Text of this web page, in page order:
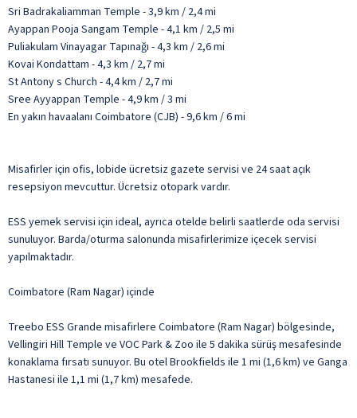
Sri Badrakaliamman Temple - 3,9 km / 2,4 mi
Ayappan Pooja Sangam Temple - 4,1 km / 2,5 mi
Puliakulam Vinayagar Tapınağı - 4,3 km / 2,6 mi
Kovai Kondattam - 4,3 km / 2,7 mi
St Antony s Church - 4,4 km / 2,7 mi
Sree Ayyappan Temple - 4,9 km / 3 mi
En yakın havaalanı Coimbatore (CJB) - 9,6 km / 6 mi
Misafirler için ofis, lobide ücretsiz gazete servisi ve 24 saat açık
resepsiyon mevcuttur. Ücretsiz otopark vardır.
ESS yemek servisi için ideal, ayrıca otelde belirli saatlerde oda servisi
sunuluyor. Barda/oturma salonunda misafirlerimize içecek servisi
yapılmaktadır.
Coimbatore (Ram Nagar) içinde
Treebo ESS Grande misafirlere Coimbatore (Ram Nagar) bölgesinde,
Vellingiri Hill Temple ve VOC Park & Zoo ile 5 dakika sürüş mesafesinde
konaklama fırsatı sunuyor. Bu otel Brookfields ile 1 mi (1,6 km) ve Ganga
Hastanesi ile 1,1 mi (1,7 km) mesafede.